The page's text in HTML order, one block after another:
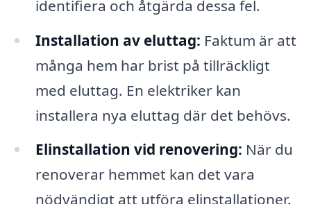
identifiera och åtgärda dessa fel.
Installation av eluttag: Faktum är att
många hem har brist på tillräckligt
med eluttag. En elektriker kan
installera nya eluttag där det behövs.
Elinstallation vid renovering: När du
renoverar hemmet kan det vara
nödvändigt att utföra elinstallationer.